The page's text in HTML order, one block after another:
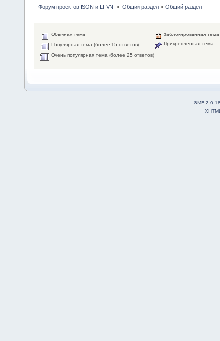
Форум проектов ISON и LFVN » Общий раздел» Общий раздел
Обычная тема
Популярная тема (более 15 ответов)
Очень популярная тема (более 25 ответов)
Заблокированная тема
Прикрепленная тема
SMF 2.0.18